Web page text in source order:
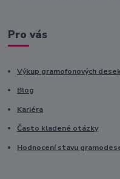
Pro vás
Výkup gramofonových
Blog
Kariéra
Často kladené otázky
Hodnocení stavu